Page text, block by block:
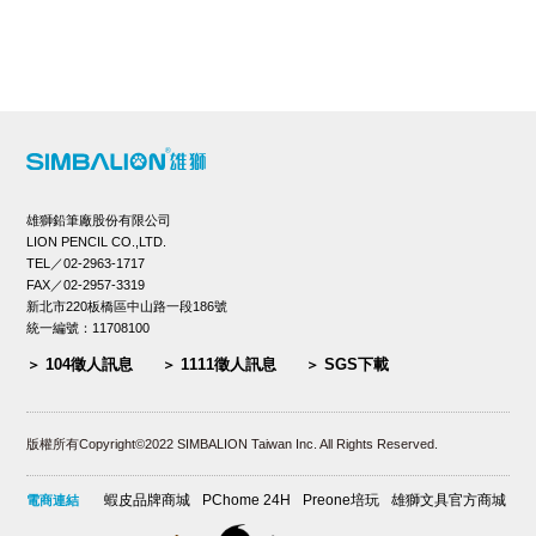
雄獅鉛筆廠股份有限公司
LION PENCIL CO.,LTD.
TEL／02-2963-1717
FAX／02-2957-3319
新北市220板橋區中山路一段186號
統一編號：11708100
104徵人訊息 1111徵人訊息 SGS下載
版權所有Copyright©2022 SIMBALION Taiwan Inc. All Rights Reserved.
電商連結 蝦皮品牌商城 PChome 24H Preone培玩 雄獅文具官方商城